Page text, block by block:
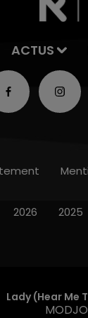
ACTUS
Lady (hear Me
MODJO
2026 2025